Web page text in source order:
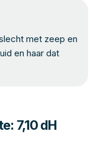
met zeep en
en haar dat
7,10 dH